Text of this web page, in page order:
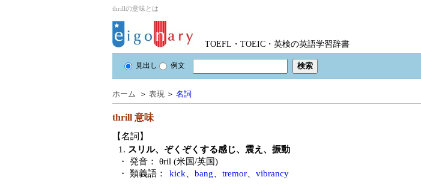
thrillの意味とは
TOEFL・TOEIC・英検の英語学習辞書
見出し 例文
ホーム ＞ 表現 ＞ 名詞
thrill 意味
【名詞】
1. スリル、ぞくぞくする感じ、震え、振動
・ 発音：
θril (米国/英国)
・ 類義語：
kick bang tremor vibrancy